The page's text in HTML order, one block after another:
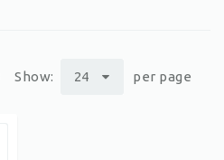
Show: 24 per page